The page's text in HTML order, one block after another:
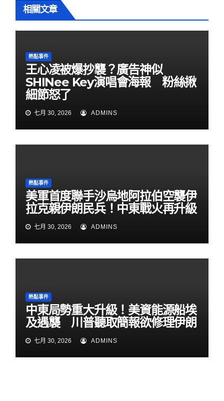
相關文章
熱點事件
王心凌被爆抄襲？廣告神似
SHINee Key演唱會海報 粉絲揪
細節怒了
七月 30, 2026 ADMINS
熱點事件
美軍首度聯手沙烏地阿拉伯空襲伊
拉克親伊朗民兵！中東戰火再升級
七月 30, 2026 ADMINS
熱點事件
中東局勢重大升級！美資能源船埃
及遇襲 川普聽取簡報欲修理伊朗
七月 30, 2026 ADMINS